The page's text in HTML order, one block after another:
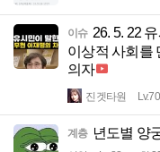
이슈 26. 5. 22
이상적 사회를
의자
진겟타원 Lv.70
계층 년도별 양